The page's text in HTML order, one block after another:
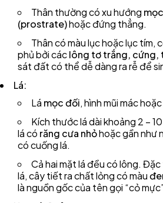
Thân thường có xu hướng
(prostrate)hoặc đứng thẳng.
Thân có màu lục hoặc lục tím,
phủ bởi cáclông tơ trắng, cứng,
sát đất có thể dễ dàng ra rễ để
Lá:
Lá mọc đối, hình mũi mác
Kích thước lá dài khoảng 2 –
lá có răng cưa nhỏhoặc gần như
có cuống lá.
Cả hai mặt lá đều có lông.
lá, cây tiết ra chất lỏng có màu
là nguồn gốc của tên gọi “cỏ